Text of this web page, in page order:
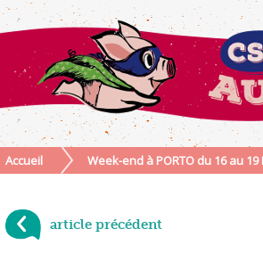
Accueil Week-end à PORTO du 16 au
article précédent